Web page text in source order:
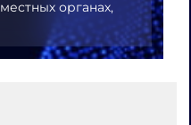
органах,